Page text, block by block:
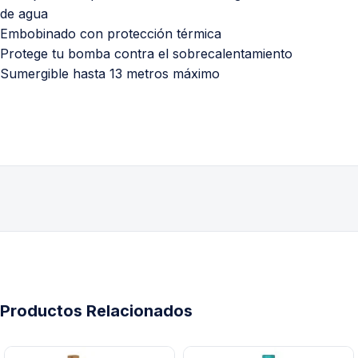
de agua
Embobinado con protección térmica
Protege tu bomba contra el sobrecalentamiento
Sumergible hasta 13 metros máximo
Productos Relacionados